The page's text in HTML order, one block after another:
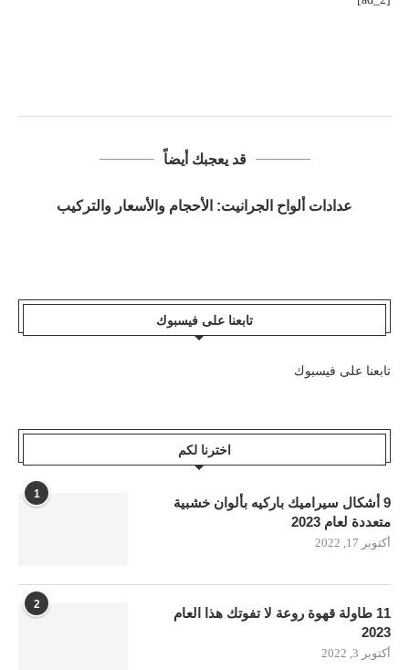
قد يعجبك أيضاً
عدادات ألواح الجرانيت: الأحجام والأسعار والتركيب
تابعنا على فيسبوك
تابعنا على فيسبوك
اخترنا لكم
1
9 أشكال سيراميك باركيه بألوان خشبية
متعددة لعام 2023
أكتوبر 17, 2022
2
11 طاولة قهوة روعة لا تفوتك هذا العام
2023
أكتوبر 3, 2022